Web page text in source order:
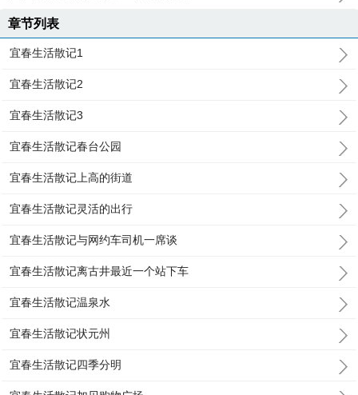
章节列表
宜春生活散记1
宜春生活散记2
宜春生活散记3
宜春生活散记春台公园
宜春生活散记上高的街道
宜春生活散记灵活的出行
宜春生活散记与网约车司机一席谈
宜春生活散记离古井最近一个站下车
宜春生活散记温泉水
宜春生活散记状元州
宜春生活散记四季分明